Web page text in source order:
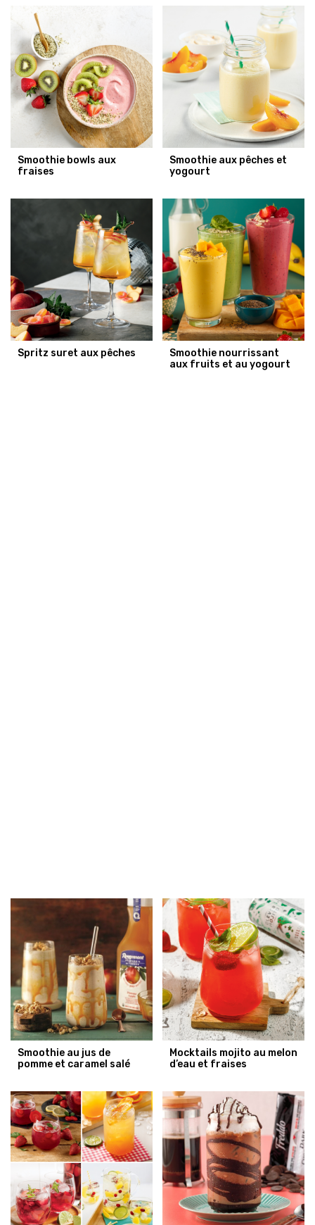
Smoothie bowls aux
fraises
Smoothie aux pêches et
yogourt
Spritz suret aux pêches
Smoothie nourrissant
aux fruits et au yogourt
Smoothie au jus de
pomme et caramel salé
Mocktails mojito au melon
d’eau et fraises